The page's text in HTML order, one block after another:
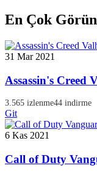
En Çok
31 Mar 2021
Assassin's Creed
3.565 izlenme44 indirme
Git
6 Kas 2021
Call of Duty